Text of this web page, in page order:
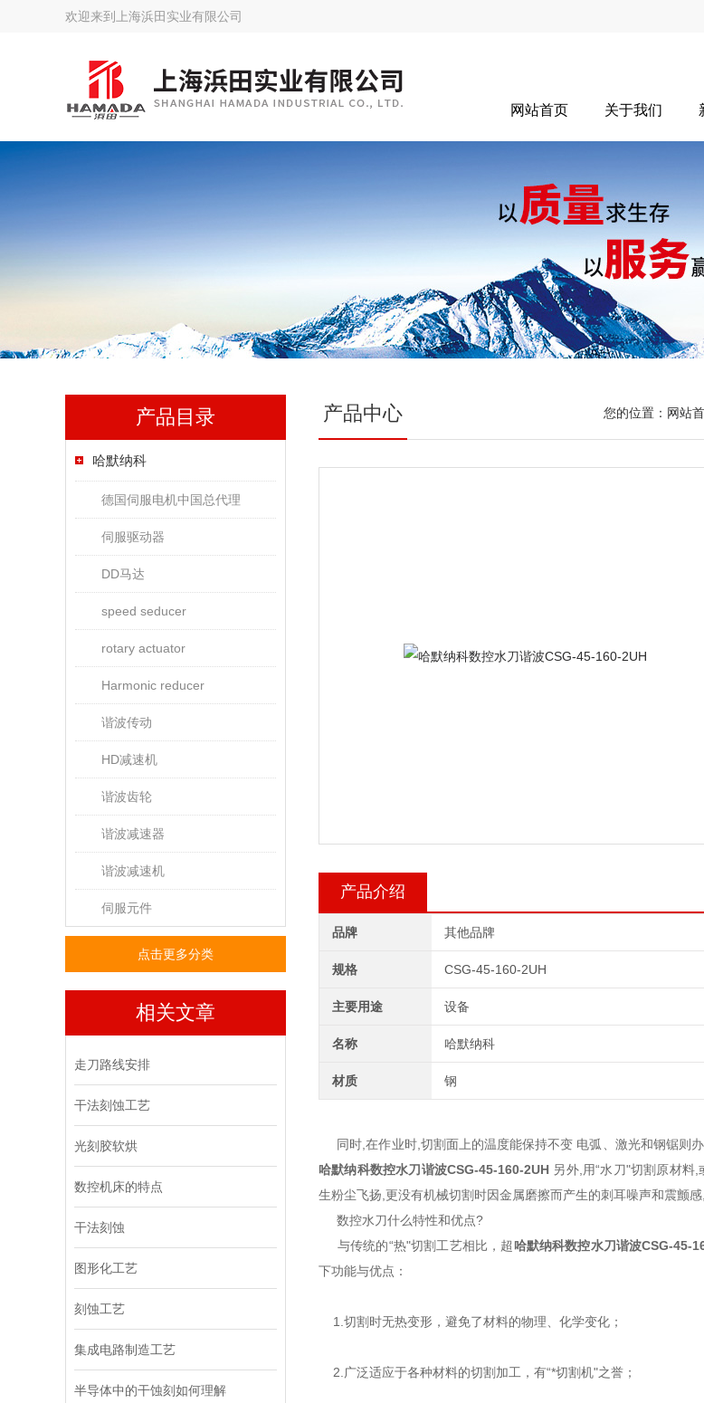
欢迎来到 上海浜田实业有限公司
网站首页 关于我们
产品目录
哈默纳科
德国伺服电机中国总代理
伺服驱动器
DD马达
speed seducer
rotary actuator
Harmonic reducer
谐波传动
HD减速机
谐波齿轮
谐波减速器
谐波减速机
伺服元件
点击更多分类
相关文章
走刀路线安排
干法刻蚀工艺
光刻胶软烘
数控机床的特点
干法刻蚀
图形化工艺
刻蚀工艺
集成电路制造工艺
半导体中的干蚀刻如何理解
产品中心 您的位置： 网站
产品介绍
品牌 其他品牌
规格 CSG-45-160-2UH
主要用途 设备
名称 哈默纳科
材质 钢
同时,在作业时,切割面上的温度能保持不变 电弧、激光和钢锯则
哈默纳科数控水刀谐波CSG-45-160-2UH 另外,用“水刀"切割原材料
生粉尘飞扬,更没有机械切割时因金属磨擦而产生的刺耳噪声和震颤感
数控水刀什么特性和优点?
与传统的“热"切割工艺相比，超哈默纳科数控水刀谐波CSG-45-
下功能与优点：
1.切割时无热变形，避免了材料的物理、化学变化；
2.广泛适应于各种材料的切割加工，有“*切割机"之誉；